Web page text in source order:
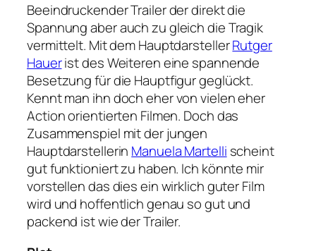
Beeindruckender Trailer der direkt die
Spannung aber auch zu gleich die Tragik
vermittelt. Mit dem HauptdarstellerRutger
Hauerist des Weiteren eine spannende
Besetzung für die Hauptfigur geglückt.
Kennt man ihn doch eher von vielen eher
Action orientierten Filmen. Doch das
Zusammenspiel mit der jungen
Hauptdarstellerin Manuela Martelli scheint
gut funktioniert zu haben. Ich könnte mir
vorstellen das dies ein wirklich guter Film
wird und hoffentlich genau so gut und
packend ist wie der Trailer.